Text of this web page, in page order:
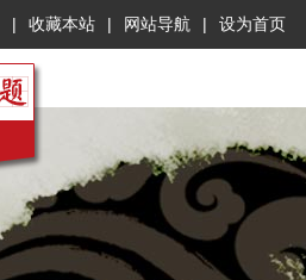
| 收藏本站 | 网站导航 | 设为首页